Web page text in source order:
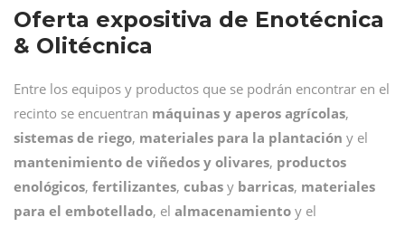
Oferta expositiva de Enotécnica
& Olitécnica
Entre los equipos y productos que se podrán encontrar en el
recinto se encuentran máquinas y aperos agrícolas,
sistemas de riego, materiales para la plantación y el
mantenimiento de viñedos y olivares, productos
enológicos, fertilizantes, cubas y barricas, materiales
para el embotellado, el almacenamiento y el